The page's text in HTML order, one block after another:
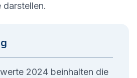
2024 beinhalten die